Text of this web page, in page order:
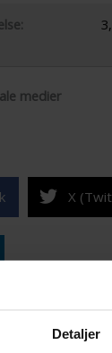
Detaljer
medier
X